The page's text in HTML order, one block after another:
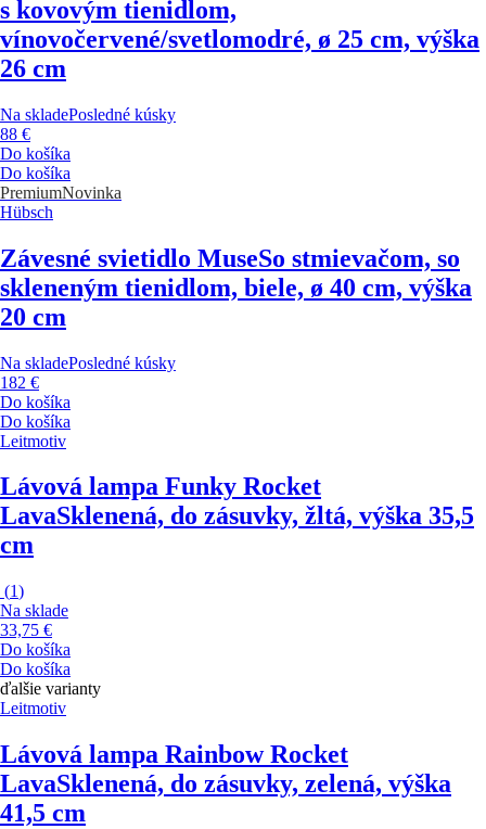
s kovovým tienidlom,
vínovočervené/svetlomodré, ø 25 cm, výška
26 cm
Na skladePosledné kúsky
88 €
Do košíka
Do košíka
PremiumNovinka
Hübsch
Závesné svietidlo MuseSo stmievačom, so
skleneným tienidlom, biele, ø 40 cm, výška
20 cm
Na skladePosledné kúsky
182 €
Do košíka
Do košíka
Leitmotiv
Lávová lampa Funky Rocket
LavaSklenená, do zásuvky, žltá, výška 35,5
cm
(1)
Na sklade
33,75 €
Do košíka
Do košíka
ďalšie varianty
Leitmotiv
Lávová lampa Rainbow Rocket
LavaSklenená, do zásuvky, zelená, výška
41,5 cm